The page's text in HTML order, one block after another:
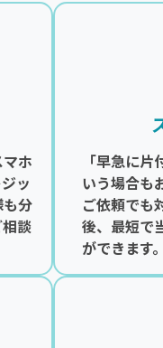
ホ
ッ
分
談
「早急に
いう場合も
ご依頼でも
後、最短で
ができます。